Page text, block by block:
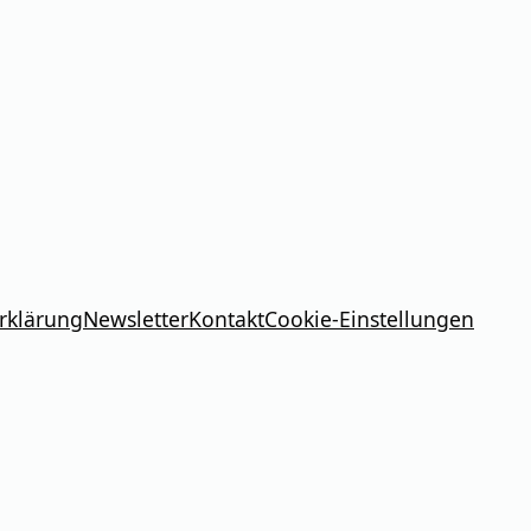
NewsletterKontaktCookie-Einstellungen